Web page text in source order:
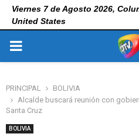
Viernes 7 de Agosto 2026,
United States
PRIMARY
PRINCIPAL
BOLIVIA
Alcalde buscará reunión con
Santa Cruz
BOLIVIA